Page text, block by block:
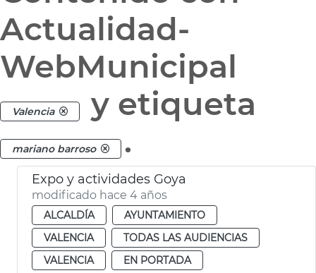
Actualidad-
WebMunicipal
Valencia y etiqueta
mariano barroso .
Expo y actividades Goya
modificado hace 4 años
ALCALDÍA
AYUNTAMIENTO
VALENCIA
TODAS LAS AUDIENCIAS
VALENCIA
EN PORTADA